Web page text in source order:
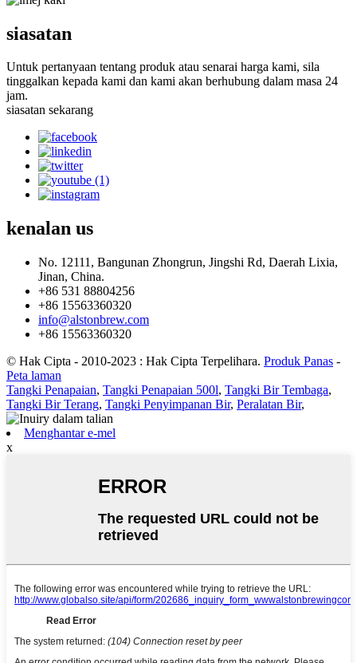
siasatan
Untuk pertanyaan tentang produk atau senarai harga kami, sila
tinggalkan kepada kami dan kami akan berhubung dalam masa 24
jam.
siasatan sekarang
kenalan us
No. 12111, Bangunan Zhongrun, Jingshi Rd, Daerah Lixia,
Jinan, China.
+86 531 88804256
+86 15563360320
info@alstonbrew.com
+86 15563360320
© Hak Cipta - 2010-2023 : Hak Cipta Terpelihara. Produk Panas -
Peta laman
Tangki Penapaian, Tangki Penapaian 500l, Tangki Bir Tembaga,
Tangki Bir Terang, Tangki Penyimpanan Bir, Peralatan Bir,
Menghantar e-mel
x